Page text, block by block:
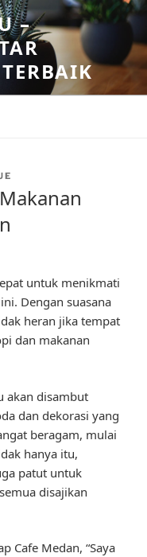
–
untuk menikmati
Dengan suasana
heran jika tempat
dan makanan
akan disambut
dan dekorasi yang
beragam, mulai
hanya itu,
patut untuk
disajikan
Cafe Medan, “Saya